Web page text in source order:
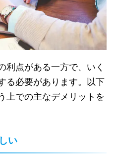
利点がある一方で、いく
る必要があります。以下
上での主なデメリットを
い